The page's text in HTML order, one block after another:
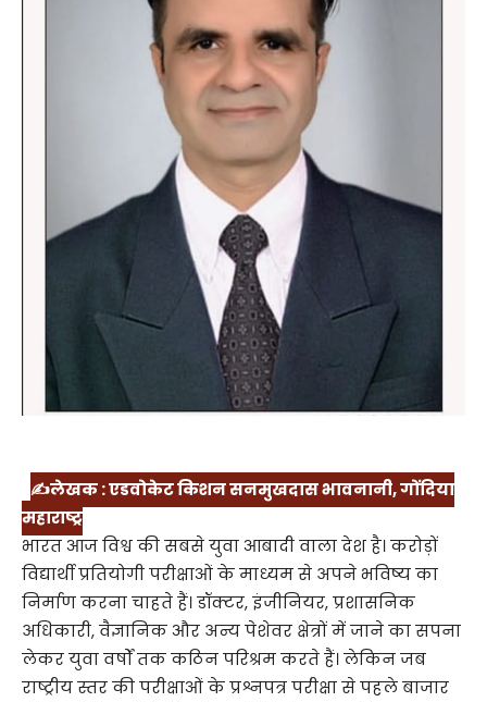
✍लेखक : एडवोकेट किशन सनमुखदास भावनानी, गोंदिया
महाराष्ट्र
भारत आज विश्व की सबसे युवा आबादी वाला देश है। करोड़ों
विद्यार्थी प्रतियोगी परीक्षाओं के माध्यम से अपने भविष्य का
निर्माण करना चाहते हैं। डॉक्टर, इंजीनियर, प्रशासनिक
अधिकारी, वैज्ञानिक और अन्य पेशेवर क्षेत्रों में जाने का सपना
लेकर युवा वर्षों तक कठिन परिश्रम करते हैं। लेकिन जब
राष्ट्रीय स्तर की परीक्षाओं के प्रश्नपत्र परीक्षा से पहले बाजार